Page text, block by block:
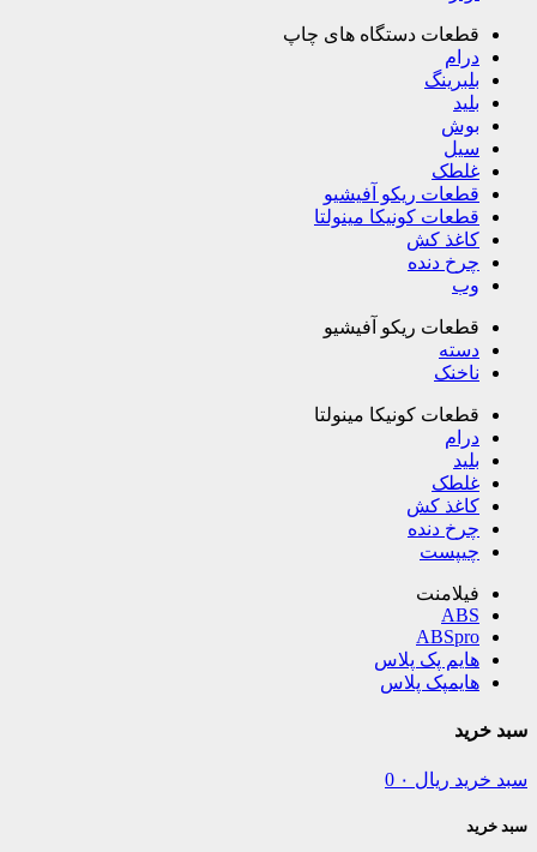
قطعات دستگاه های چاپ
درام
بلبرینگ
بلید
بوش
سیل
غلطک
قطعات ریکو آفیشیو
قطعات کونیکا مینولتا
کاغذ کش
چرخ دنده
وب
قطعات ریکو آفیشیو
دسته
ناخنک
قطعات کونیکا مینولتا
درام
بلید
غلطک
کاغذ کش
چرخ دنده
چیپست
فیلامنت
ABS
ABSpro
هایم پک پلاس
هایمپک پلاس
سبد خرید
سبد خرید ریال 0
سبد خرید